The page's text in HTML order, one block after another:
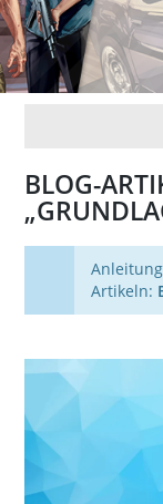
BLOG-
Artikeln: